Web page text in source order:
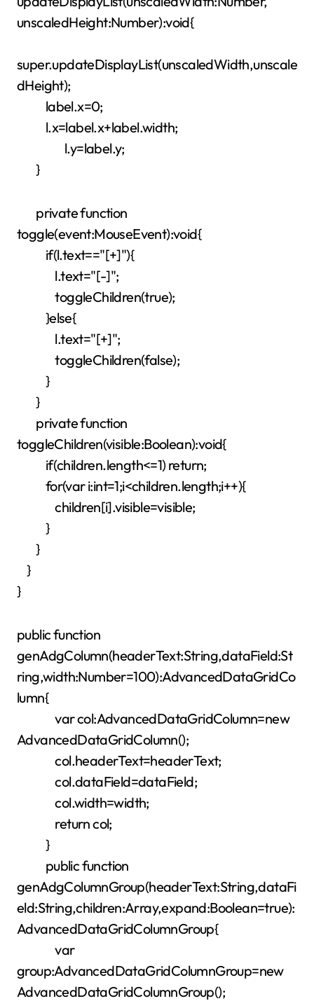
unscaledHeight:Number):void{
super.updateDisplayList(unscaledWidth,unscale
dHeight);
label.x=0;
l.x=label.x+label.width;
l.y=label.y;
}
private function
toggle(event:MouseEvent):void{
if(l.text=="[+]"){
l.text="[-]";
toggleChildren(true);
}else{
l.text="[+]";
toggleChildren(false);
}
}
private function
toggleChildren(visible:Boolean):void{
if(children.length<=1) return;
for(var i:int=1;i<children.length;i++){
children[i].visible=visible;
}
}
}
}
public function
genAdgColumn(headerText:String,dataField:St
ring,width:Number=100):AdvancedDataGridCo
lumn{
var col:AdvancedDataGridColumn=new
AdvancedDataGridColumn();
col.headerText=headerText;
col.dataField=dataField;
col.width=width;
return col;
}
public function
genAdgColumnGroup(headerText:String,dataFi
eld:String,children:Array,expand:Boolean=true):
AdvancedDataGridColumnGroup{
var
group:AdvancedDataGridColumnGroup=new
AdvancedDataGridColumnGroup();